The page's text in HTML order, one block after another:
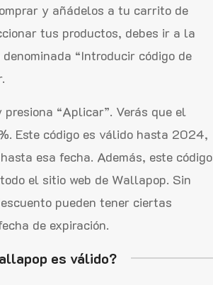
y añádelos a tu carrito de
tus productos, debes ir a la
“Introducir código de
“Aplicar”. Verás que el
Este código es válido hasta 2024,
esa fecha. Además, este código
el sitio web de Wallapop. Sin
pueden tener ciertas
de expiración.
es válido?